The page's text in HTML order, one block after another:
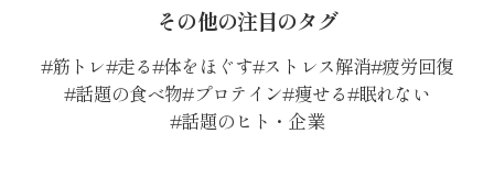
その他の注目のタグ
筋トレ 走る 体をほぐす ストレス解消 疲労回復
話題の食べ物 プロテイン 痩せる 眠れない
話題のヒト・企業